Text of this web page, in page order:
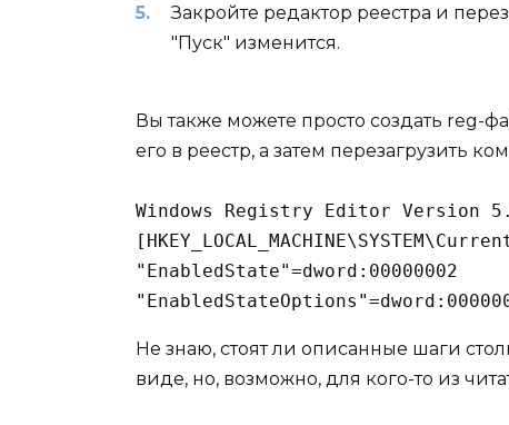
Закройте редактор реестра и
"Пуск" изменится.
Вы также можете просто создать
его в реестр, а затем перезагрузить
Windows Registry Editor Version
"EnabledState"=dword:00000002
Не знаю, стоят ли описанные шаги
виде, но, возможно, для кого-то из